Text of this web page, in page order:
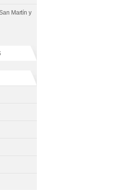
Martín y